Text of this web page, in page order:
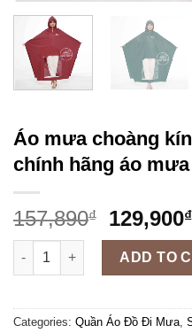
Áo mưa choàng
chính hãng áo
157,890₫ 129,900₫
Áo mưa choàng kính bằng
ADD TO
Categories: Quần Áo Đồ Đi Mưa